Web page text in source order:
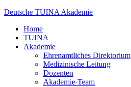
Deutsche TUINA Akademie
Home
TUINA
Akademie
Ehrenamtliches Direktorium
Medizinische Leitung
Dozenten
Akademie-Team